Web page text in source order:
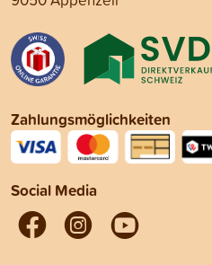
Zahlungsmöglichkeiten
Social Media